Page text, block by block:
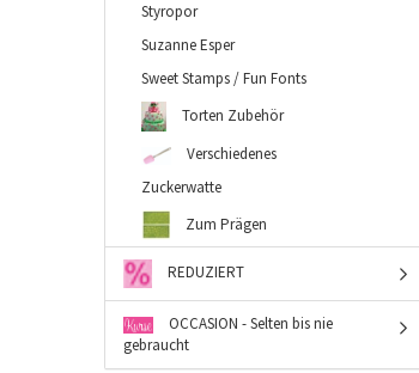
Styropor
Suzanne Esper
Sweet Stamps / Fun Fonts
Torten Zubehör
Verschiedenes
Zuckerwatte
Zum Prägen
REDUZIERT
OCCASION - Selten bis nie
gebraucht